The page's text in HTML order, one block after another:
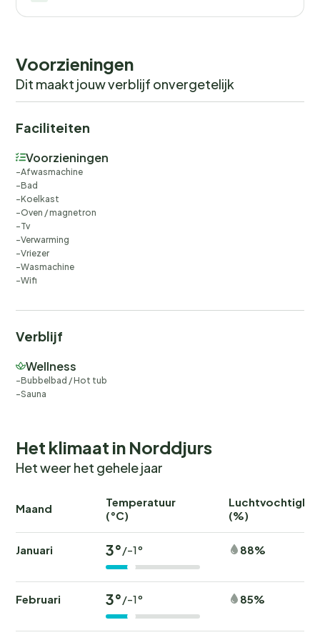
Voorzieningen
Dit maakt jouw verblijf onvergetelijk
Faciliteiten
Voorzieningen
Afwasmachine
Bad
Koelkast
Oven / magnetron
Tv
Verwarming
Vriezer
Wasmachine
Wifi
Verblijf
Wellness
Bubbelbad / Hot tub
Sauna
Het klimaat in Norddjurs
Het weer het gehele jaar
Maand
Temperatuur
(°C)
(%)
Januari 3°/-1° 88%
Februari 3°/-1° 85%